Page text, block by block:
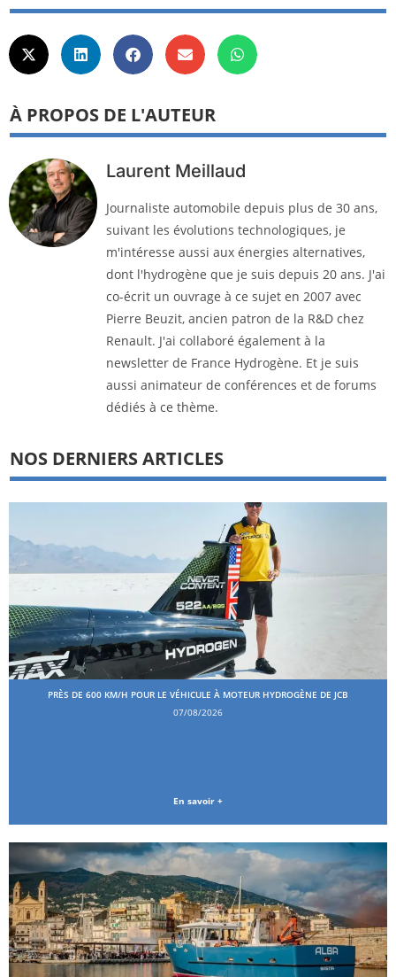
À PROPOS DE L'AUTEUR
Laurent Meillaud
Journaliste automobile depuis plus de 30 ans,
suivant les évolutions technologiques, je
m'intéresse aussi aux énergies alternatives,
dont l'hydrogène que je suis depuis 20 ans. J'ai
co-écrit un ouvrage à ce sujet en 2007 avec
Pierre Beuzit, ancien patron de la R&D chez
Renault. J'ai collaboré également à la
newsletter de France Hydrogène. Et je suis
aussi animateur de conférences et de forums
dédiés à ce thème.
NOS DERNIERS ARTICLES
PRÈS DE 600 KM/H POUR LE VÉHICULE À MOTEUR HYDROGÈNE DE JCB
07/08/2026
En savoir +